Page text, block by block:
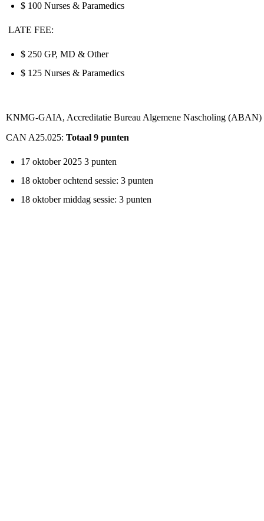
$ 100 Nurses & Paramedics
LATE FEE:
$ 250 GP, MD & Other
$ 125 Nurses & Paramedics
KNMG-GAIA, Accreditatie Bureau Algemene Nascholing
CAN A25.025: Totaal 9 punten
17 oktober 2025 3 punten
18 oktober ochtend sessie: 3 punten
18 oktober middag sessie: 3 punten